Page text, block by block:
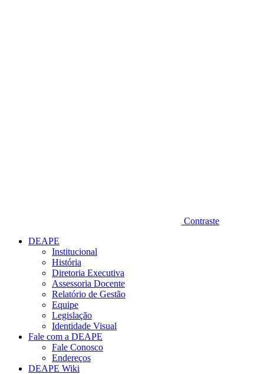
Contraste
DEAPE
Institucional
História
Diretoria Executiva
Assessoria Docente
Relatório de Gestão
Equipe
Legislação
Identidade Visual
Fale com a DEAPE
Fale Conosco
Endereços
DEAPE Wiki